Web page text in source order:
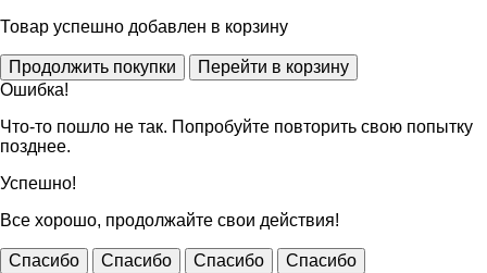
Товар успешно добавлен в корзину
Ошибка!
Что-то пошло не так. Попробуйте повторить свою попытку
позднее.
Успешно!
Все хорошо, продолжайте свои действия!
Спасибо Спасибо Спасибо
Спасибо